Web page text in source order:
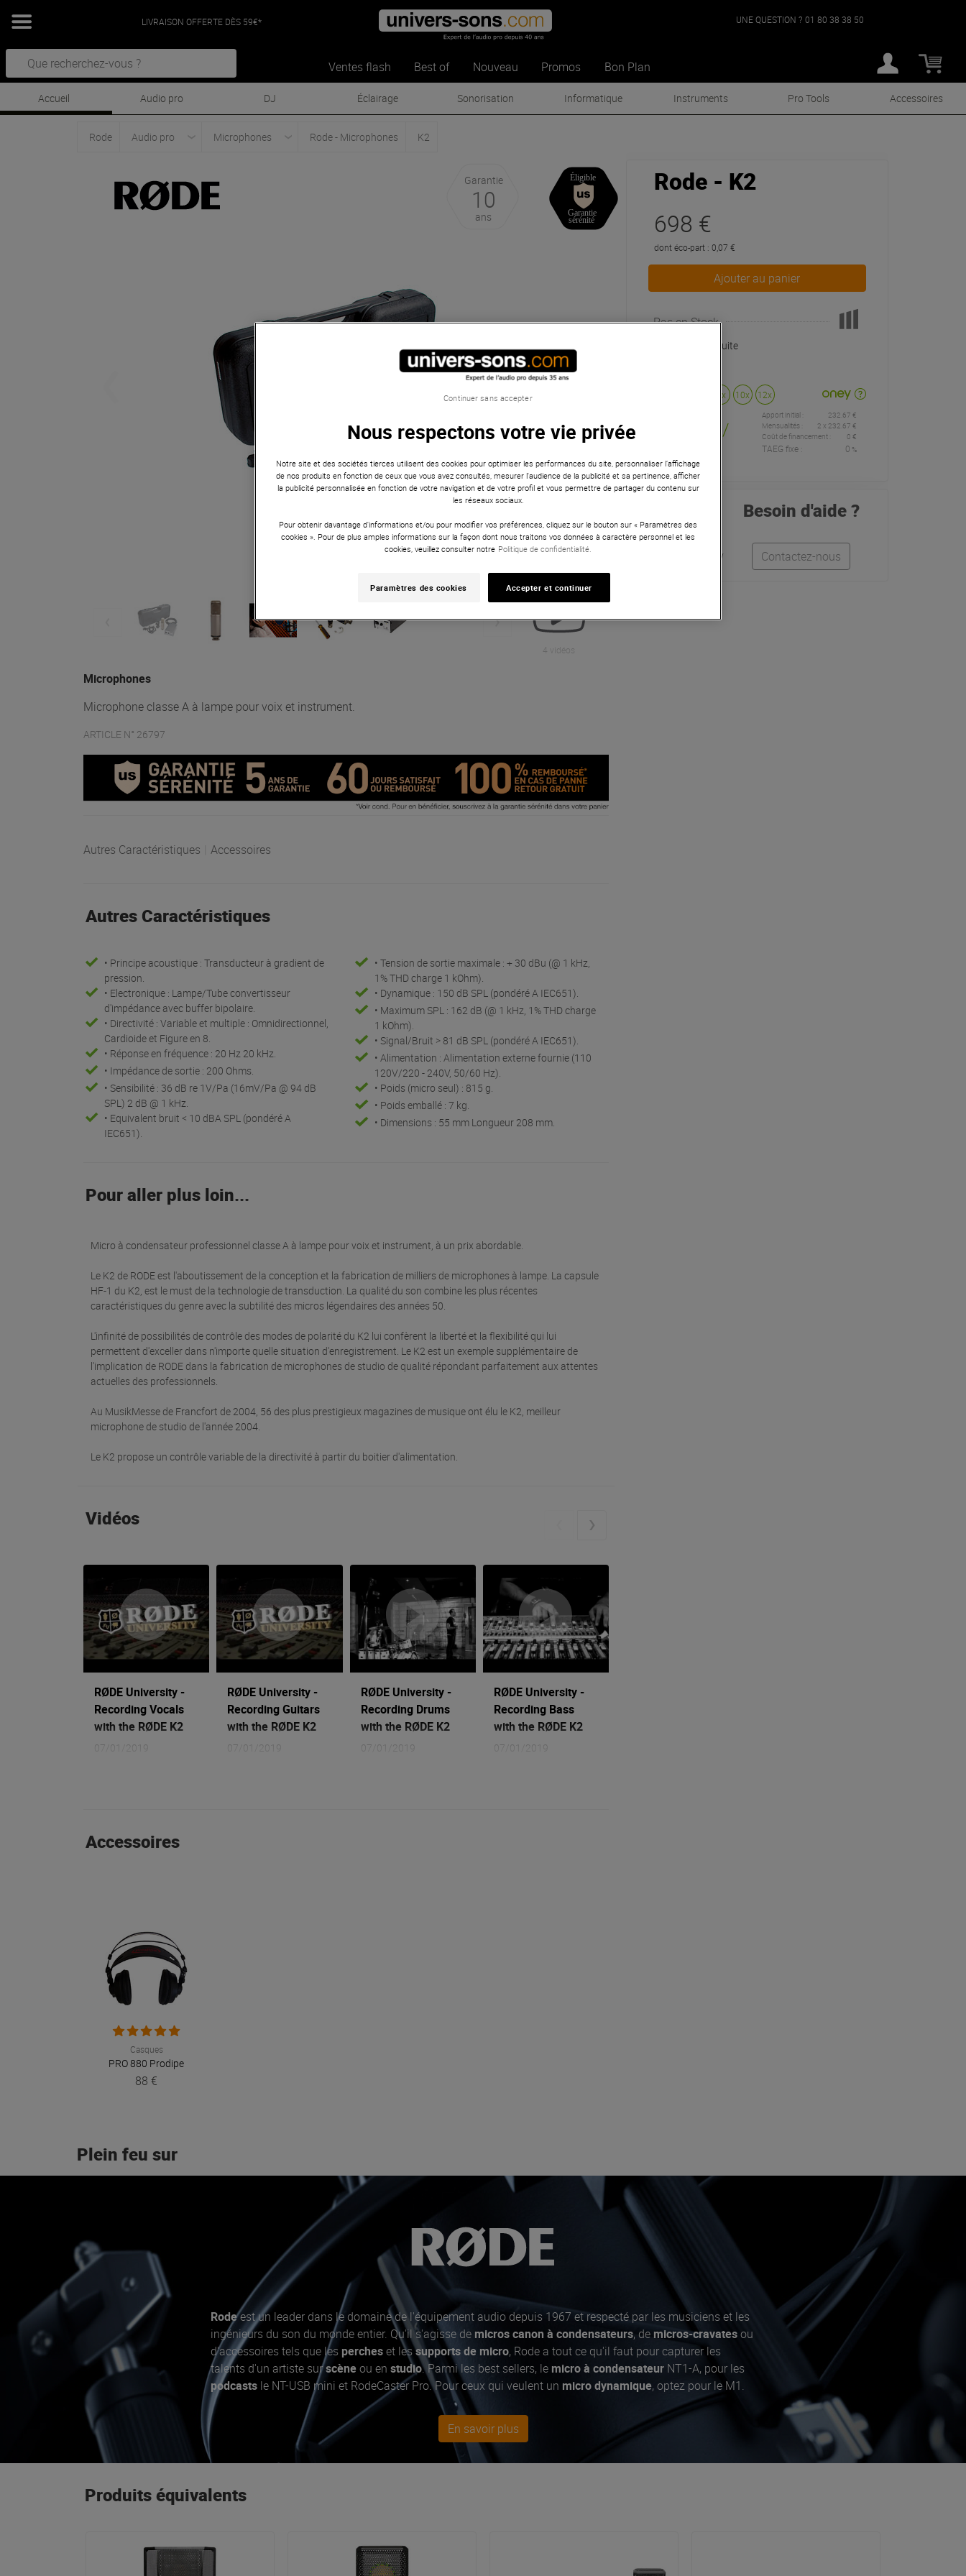
LIVRAISON OFFERTE DÈS 59€*
Ventes flash Best of Nouveau Promos Bon Plan
UNE QUESTION ? 01 80 38 38 50
Accueil Audio pro DJ Éclairage Sonorisation Informatique Instruments Pro Tools Accessoires
Rode Audio pro Microphones Rode - Microphones K2
Garantie
10
ans
4 vidéos
Microphones
Microphone classe A à lampe pour voix et instrument.
ARTICLE N° 26797
Autres Caractéristiques Accessoires
Autres Caractéristiques
• Principe acoustique : Transducteur à gradient de
pression.
• Electronique : Lampe/Tube convertisseur
d'impédance avec buffer bipolaire.
• Directivité : Variable et multiple : Omnidirectionnel,
Cardioide et Figure en 8.
• Réponse en fréquence : 20 Hz 20 kHz.
• Impédance de sortie : 200 Ohms.
• Sensibilité : 36 dB re 1V/Pa (16mV/Pa @ 94 dB
SPL) 2 dB @ 1 kHz.
• Equivalent bruit < 10 dBA SPL (pondéré A
IEC651).
• Tension de sortie maximale : + 30 dBu (@ 1 kHz,
1% THD charge 1 kOhm).
• Dynamique : 150 dB SPL (pondéré A IEC651).
• Maximum SPL : 162 dB (@ 1 kHz, 1% THD charge
1 kOhm).
• Signal/Bruit > 81 dB SPL (pondéré A IEC651).
• Alimentation : Alimentation externe fournie (110
120V/220 - 240V, 50/60 Hz).
• Poids (micro seul) : 815 g.
• Poids emballé : 7 kg.
• Dimensions : 55 mm Longueur 208 mm.
Pour aller plus loin...
Micro à condensateur professionnel classe A à lampe pour voix et instrument, à un prix abordable.
Le K2 de RODE est l'aboutissement de la conception et la fabrication de milliers de microphones à lampe. La capsule
HF-1 du K2, est le must de la technologie de transduction. La qualité du son combine les plus récentes
caractéristiques du genre avec la subtilité des micros légendaires des années 50.
L'infinité de possibilités de contrôle des modes de polarité du K2 lui confèrent la liberté et la flexibilité qui lui
permettent d'exceller dans n'importe quelle situation d'enregistrement. Le K2 est un exemple supplémentaire de
l'implication de RODE dans la fabrication de microphones de studio de qualité répondant parfaitement aux attentes
actuelles des professionnels.
Au MusikMesse de Francfort de 2004, 56 des plus prestigieux magazines de musique ont élu le K2, meilleur
microphone de studio de l'année 2004.
Le K2 propose un contrôle variable de la directivité à partir du boitier d'alimentation.
Vidéos
RØDE University -
Recording Vocals
with the RØDE K2
07/01/2019
RØDE University -
Recording Guitars
with the RØDE K2
07/01/2019
RØDE University -
Recording Drums
with the RØDE K2
07/01/2019
RØDE University -
Recording Bass
with the RØDE K2
07/01/2019
Accessoires
Casques
PRO 880 Prodipe
88 €
Rode - K2
698 €
dont éco-part : 0,07 €
Ajouter au panier
Pas en Stock
Livraison Gratuite
4x 10x 12x
/
mois
Apport initial :
232.67 €
Mensualités :
2 x 232.67 €
Coût de financement :
0 €
TAEG fixe : 0 %
Anthony
Besoin d'aide ?
Contactez-nous
Plein feu sur
Rodeest un leader dans le domaine de l'équipement audio depuis 1967 et respecté par les musiciens et les
ingénieurs du son du monde entier. Qu'il s'agisse de micros canon à condensateurs, de micros-cravatesou
d'accessoires tels que les percheset lessupports de micro, Rode a tout ce qu'il faut pour capturer les
talents d'un artiste surscèneou en studio. Parmi les best sellers, le micro à condensateurNT1-A, pour les
podcastsle NT-USB mini et RodeCaster Pro. Pour ceux qui veulent un micro dynamique, optez pour le M1.
De nombreuses
solutions mobilessont également proposées pour les
, toujours avec
une qualité professionnelle.
En savoir plus
Produits équivalents
Nous respectons votre vie privée
Notre site et des sociétés tierces utilisent des cookies pour optimiser les performances du site, personnaliser l’affichage
de nos produits en fonction de ceux que vous avez consultés, mesurer l'audience de la publicité et sa pertinence, afficher
la publicité personnalisée en fonction de votre navigation et de votre profil et vous permettre de partager du contenu sur
les réseaux sociaux.
Pour obtenir davantage d'informations et/ou pour modifier vos préférences, cliquez sur le bouton sur « Paramètres des
cookies ». Pour de plus amples informations sur la façon dont nous traitons vos données à caractère personnel et les
cookies, veuillez consulter notre Politique de confidentialité.
Paramètres des cookies Accepter et continuer
Continuer sans accepter